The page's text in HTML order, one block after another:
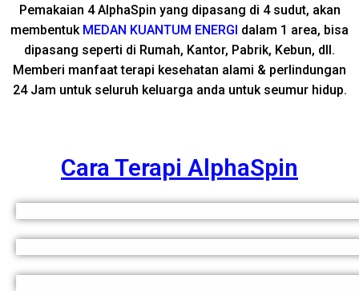
Pemakaian 4 AlphaSpin yang dipasang di 4 sudut, akan
membentuk MEDAN KUANTUM ENERGI dalam 1 area, bisa
dipasang seperti di Rumah, Kantor, Pabrik, Kebun, dll.
Memberi manfaat terapi kesehatan alami & perlindungan
24 Jam untuk seluruh keluarga anda untuk seumur hidup.
Cara Terapi AlphaSpin